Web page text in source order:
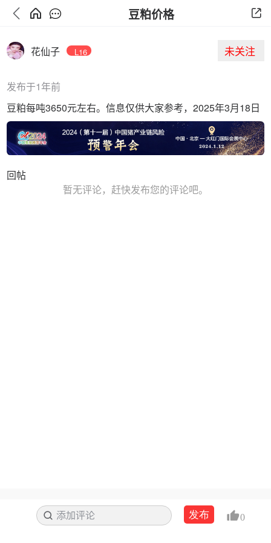
豆粕价格
花仙子 L16 未关注
发布于1年前
豆粕每吨3650元左右。信息仅供大家参考，2025年3月18日
回帖
暂无评论，赶快发布您的评论吧。
添加评论 搜索发布 0